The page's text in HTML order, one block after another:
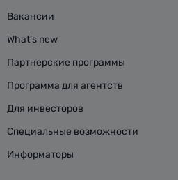
Вакансии
What’s new
Партнерские программы
Программа для агентств
Для инвесторов
Специальные возможности
Информаторы